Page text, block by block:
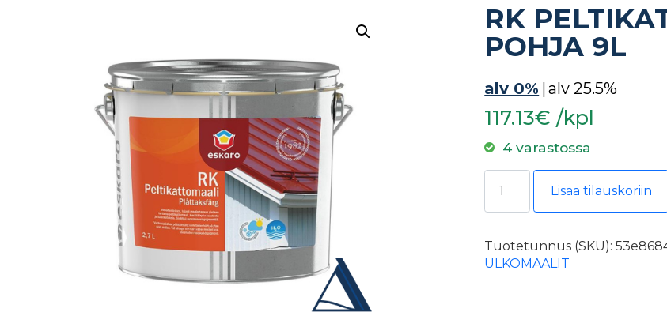
RK
POHJA 9L
alv 0% |alv 25.5%
117.13€ /kpl
4 varastossa
RK PELTIKATTOMAALI
Lisää tilauskoriin
Tuotetunnus (SKU):
ULKOMAALIT